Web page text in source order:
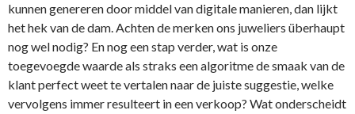
kunnen genereren door middel van digitale manieren, dan lijkt
het hek van de dam. Achten de merken ons juweliers überhaupt
nog wel nodig? En nog een stap verder, wat is onze
toegevoegde waarde als straks een algoritme de smaak van de
klant perfect weet te vertalen naar de juiste suggestie, welke
vervolgens immer resulteert in een verkoop? Wat onderscheidt